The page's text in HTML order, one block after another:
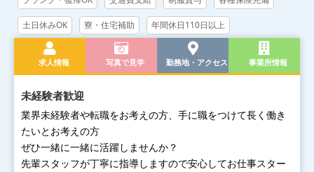
土日休みOK 寮・住宅補助 年間休日110日以上
求人情報 写真で見学 勤務地・アクセス 事業所情報
未経験者歓迎
業界未経験者や転職をお考えの方、手に職をつけて長く働き
たいとお考えの方
ぜひ一緒に一緒に活躍しませんか？
先輩スタッフが丁寧に指導しますので安心してお仕事スター